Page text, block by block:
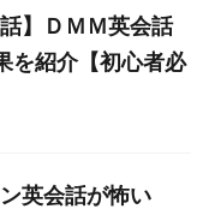
】ＤＭＭ英会話
を紹介【初心者必
英会話が怖い